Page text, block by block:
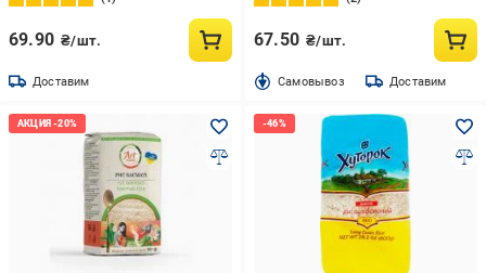
69.90 ₴/шт.
Доставим
67.50 ₴/шт.
Cамовывоз Доставим